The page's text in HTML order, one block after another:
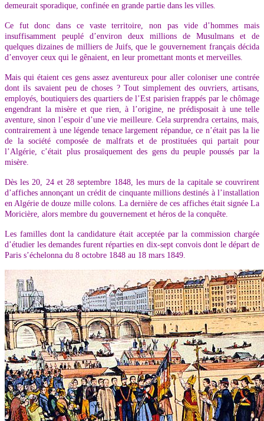
demeurait sporadique, confinée en grande partie dans les villes.
Ce fut donc dans ce vaste territoire, non pas vide d’hommes mais
insuffisamment peuplé d’environ deux millions de Musulmans et de
quelques dizaines de milliers de Juifs, que le gouvernement français décida
d’envoyer ceux qui le gênaient, en leur promettant monts et merveilles.
Mais qui étaient ces gens assez aventureux pour aller coloniser une contrée
dont ils savaient peu de choses ? Tout simplement des ouvriers, artisans,
employés, boutiquiers des quartiers de l’Est parisien frappés par le chômage
engendrant la misère et que rien, à l’origine, ne prédisposait à une telle
aventure, sinon l’espoir d’une vie meilleure. Cela surprendra certains, mais,
contrairement à une légende tenace largement répandue, ce n’était pas la lie
de la société composée de malfrats et de prostituées qui partait pour
l’Algérie, c’était plus prosaïquement des gens du peuple poussés par la
misère.
Dès les 20, 24 et 28 septembre 1848, les murs de la capitale se couvrirent
d’affiches annonçant un crédit de cinquante millions destinés à l’installation
en Algérie de douze mille colons. La dernière de ces affiches était signée La
Moricière, alors membre du gouvernement et héros de la conquête.
Les familles dont la candidature était acceptée par la commission chargée
d’étudier les demandes furent réparties en dix-sept convois dont le départ de
Paris s’échelonna du 8 octobre 1848 au 18 mars 1849.